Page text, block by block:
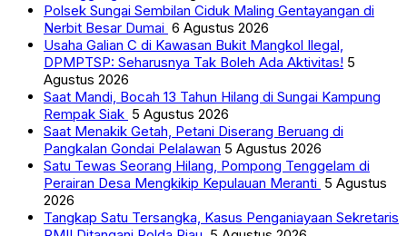
Polsek Sungai Sembilan Ciduk Maling Gentayangan di
Nerbit Besar Dumai 6 Agustus 2026
Usaha Galian C di Kawasan Bukit Mangkol Ilegal,
DPMPTSP: Seharusnya Tak Boleh Ada Aktivitas! 5
Agustus 2026
Saat Mandi, Bocah 13 Tahun Hilang di Sungai Kampung
Rempak Siak 5 Agustus 2026
Saat Menakik Getah, Petani Diserang Beruang di
Pangkalan Gondai Pelalawan 5 Agustus 2026
Satu Tewas Seorang Hilang, Pompong Tenggelam di
Perairan Desa Mengkikip Kepulauan Meranti 5 Agustus
2026
Tangkap Satu Tersangka, Kasus Penganiayaan Sekretaris